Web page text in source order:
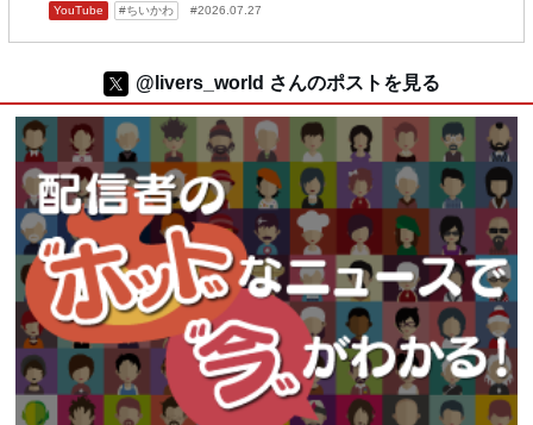
YouTube ちいかわ 2026.07.27
@livers_world さんのポストを見る